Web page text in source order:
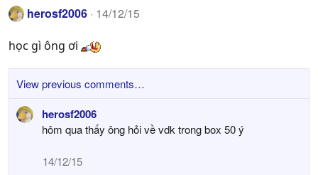
herosf2006 14/12/15
học gì ông ơi
View previous comments…
herosf2006
hôm qua thấy ông hỏi về vdk trong box 50 ý
14/12/15